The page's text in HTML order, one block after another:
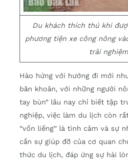
Du khách thích thú khi
phương tiện xe công nông
trải
Hào hứng với hướng đi mới
băn khoăn, với những người
tay bùn” lâu nay chỉ biết tập
nghiệp, việc làm du lịch còn
“vốn liếng” là tình cảm và sự
cần sự giúp đỡ của cơ quan
thức du lịch, đáp ứng sự hài